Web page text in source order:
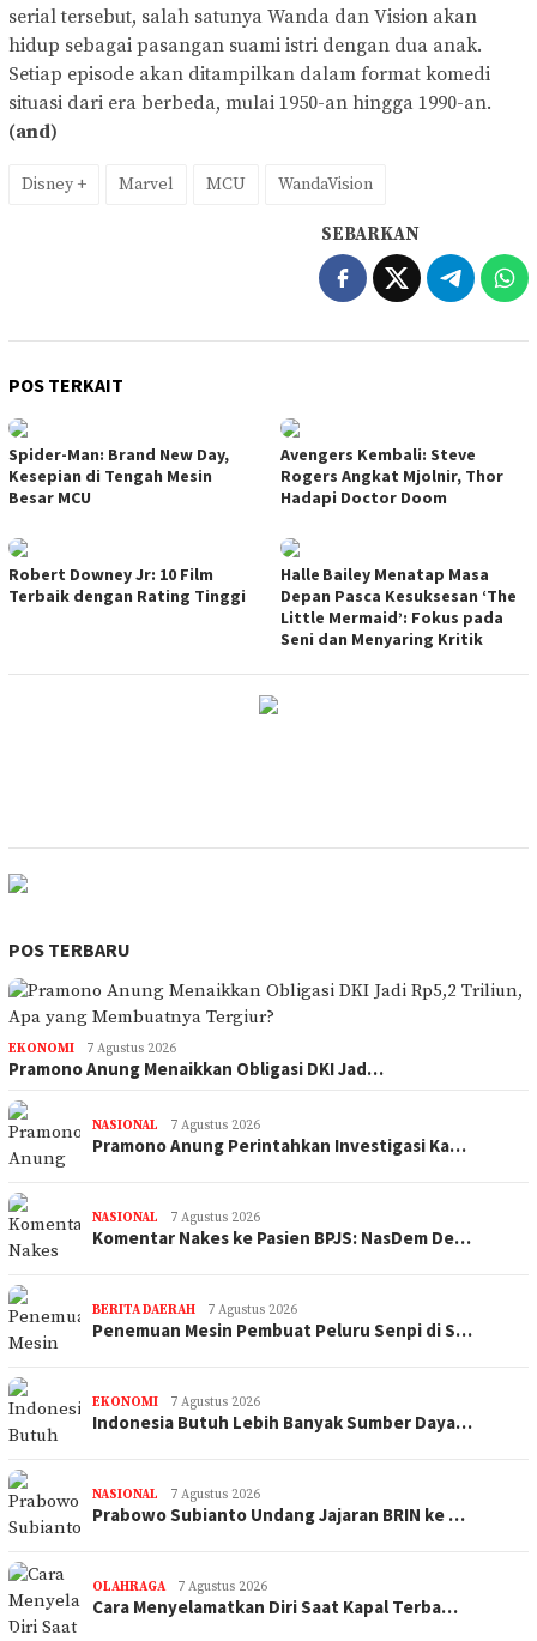
serial tersebut, salah satunya Wanda dan Vision akan
hidup sebagai pasangan suami istri dengan dua anak.
Setiap episode akan ditampilkan dalam format komedi
situasi dari era berbeda, mulai 1950-an hingga 1990-an.
(and)
Disney + Marvel MCU WandaVision
SEBARKAN
POS TERKAIT
Spider-Man: Brand New Day,
Kesepian di Tengah Mesin
Besar MCU
Avengers Kembali: Steve
Rogers Angkat Mjolnir, Thor
Hadapi Doctor Doom
Robert Downey Jr: 10 Film
Terbaik dengan Rating Tinggi
Halle Bailey Menatap Masa
Depan Pasca Kesuksesan ‘The
Little Mermaid’: Fokus pada
Seni dan Menyaring Kritik
POS TERBARU
EKONOMI 7 Agustus 2026
Pramono Anung Menaikkan Obligasi DKI Jad…
NASIONAL 7 Agustus 2026
Pramono Anung Perintahkan Investigasi Ka…
NASIONAL 7 Agustus 2026
Komentar Nakes ke Pasien BPJS: NasDem De…
BERITA DAERAH 7 Agustus 2026
Penemuan Mesin Pembuat Peluru Senpi di S…
EKONOMI 7 Agustus 2026
Indonesia Butuh Lebih Banyak Sumber Daya…
NASIONAL 7 Agustus 2026
Prabowo Subianto Undang Jajaran BRIN ke …
OLAHRAGA 7 Agustus 2026
Cara Menyelamatkan Diri Saat Kapal Terba…